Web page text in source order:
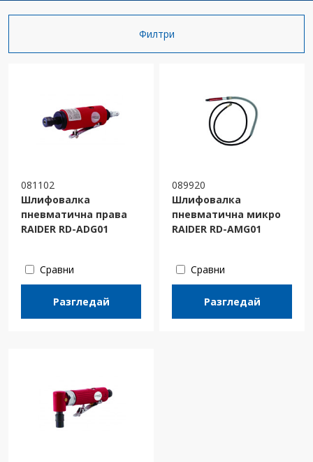
Филтри
081102
Шлифовалка
пневматична права
RAIDER RD-ADG01
Сравни
Разгледай
089920
Шлифовалка
пневматична микро
RAIDER RD-AMG01
Сравни
Разгледай